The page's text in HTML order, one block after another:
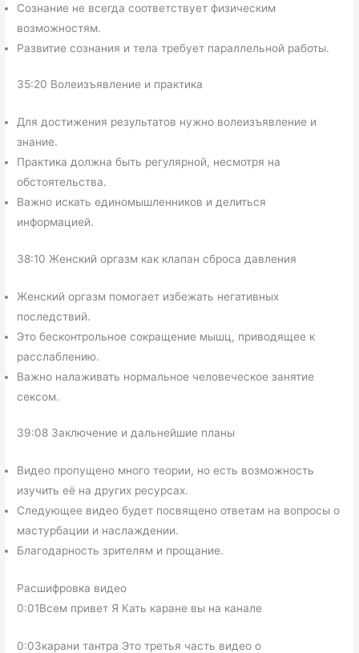
Сознание не всегда соответствует физическим
возможностям.
Развитие сознания и тела требует параллельной работы.
35:20 Волеизъявление и практика
Для достижения результатов нужно волеизъявление и
знание.
Практика должна быть регулярной, несмотря на
обстоятельства.
Важно искать единомышленников и делиться
информацией.
38:10 Женский оргазм как клапан сброса давления
Женский оргазм помогает избежать негативных
последствий.
Это бесконтрольное сокращение мышц, приводящее к
расслаблению.
Важно налаживать нормальное человеческое занятие
сексом.
39:08 Заключение и дальнейшие планы
Видео пропущено много теории, но есть возможность
изучить её на других ресурсах.
Следующее видео будет посвящено ответам на вопросы о
мастурбации и наслаждении.
Благодарность зрителям и прощание.
Расшифровка видео
0:01Всем привет Я Кать каране вы на канале
0:03карани тантра Это третья часть видео о